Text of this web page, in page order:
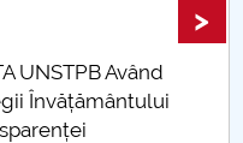
dizabilități
UNSTPB Având
Învățământului
>